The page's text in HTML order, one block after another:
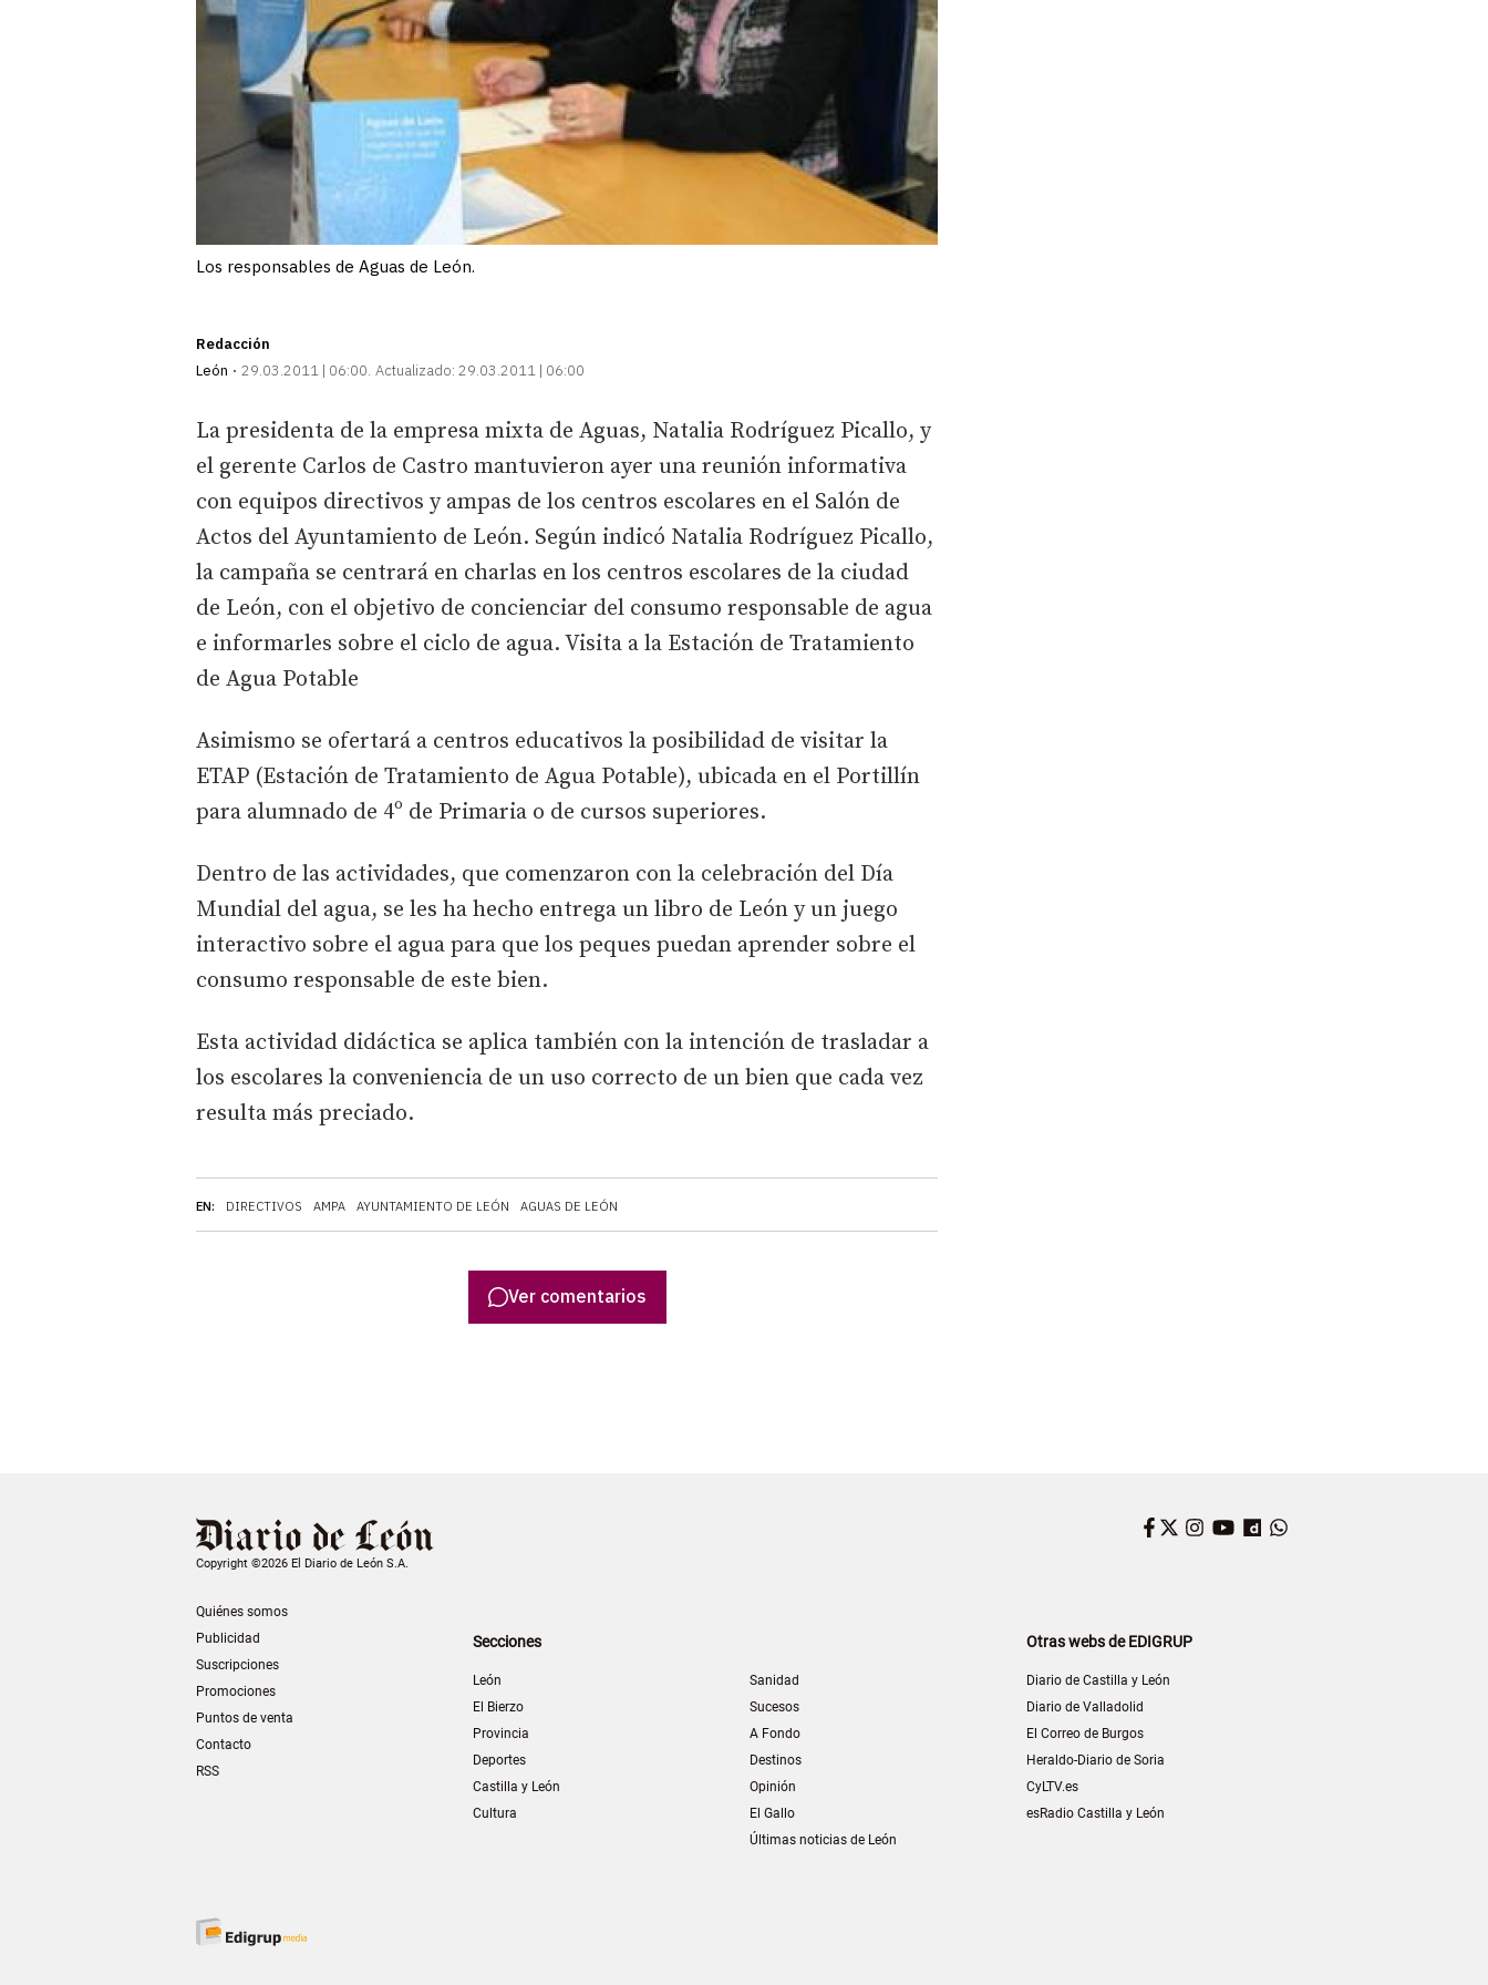
Los responsables de Aguas de León.
Redacción
León
29.03.2011 | 06:00 Actualizado: 29.03.2011 | 06:00
EN: DIRECTIVOS AMPA AYUNTAMIENTO DE LEÓN AGUAS DE LEÓN
La presidenta de la empresa mixta de Aguas, Natalia Rodríguez Picallo, y
el gerente Carlos de Castro mantuvieron ayer una reunión informativa
con equipos directivos y ampas de los centros escolares en el Salón de
Actos del Ayuntamiento de León. Según indicó Natalia Rodríguez Picallo,
la campaña se centrará en charlas en los centros escolares de la ciudad
de León, con el objetivo de concienciar del consumo responsable de agua
e informarles sobre el ciclo de agua. Visita a la Estación de Tratamiento
de Agua Potable
Asimismo se ofertará a centros educativos la posibilidad de visitar la
ETAP (Estación de Tratamiento de Agua Potable), ubicada en el Portillín
para alumnado de 4º de Primaria o de cursos superiores.
Dentro de las actividades, que comenzaron con la celebración del Día
Mundial del agua, se les ha hecho entrega un libro de León y un juego
interactivo sobre el agua para que los peques puedan aprender sobre el
consumo responsable de este bien.
Esta actividad didáctica se aplica también con la intención de trasladar a
los escolares la conveniencia de un uso correcto de un bien que cada vez
resulta más preciado.
Ver comentarios
Copyright ©2026 El Diario de León S.A.
Quiénes somos
Publicidad
Suscripciones
Promociones
Puntos de venta
Contacto
RSS
Facebook
Twitter
Instagram
YouTube
Dailymotion
Secciones
León
El Bierzo
Provincia
Deportes
Castilla y León
Cultura
Sanidad
Sucesos
A Fondo
Destinos
Opinión
El Gallo
Últimas noticias de León
Otras webs de EDIGRUP
Diario de Castilla y León
Diario de Valladolid
El Correo de Burgos
Heraldo-Diario de Soria
CyLTV.es
esRadio Castilla y León